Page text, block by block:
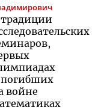
войне